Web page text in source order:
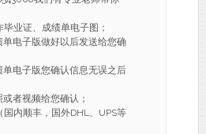
业证、成绩单电子图；
单电子版做好以后发送给您确
单电子版您确认信息无误之后
者视频给您确认；
国内顺丰，国外DHL、UPS等